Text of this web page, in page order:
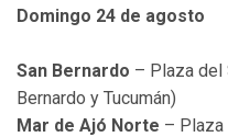
Domingo 24 de agosto
San Bernardo – Plaza del
Bernardo y Tucumán)
Mar de Ajó Norte – Plaza